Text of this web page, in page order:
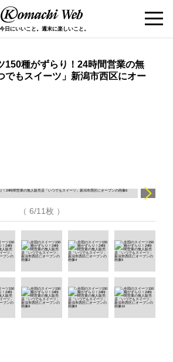
今日にいいこと。週末に楽しいこと。
150種がずらり！24時間営業の無
でもスイーツ」新潟市西区にオー
（ 6/11枚 ）